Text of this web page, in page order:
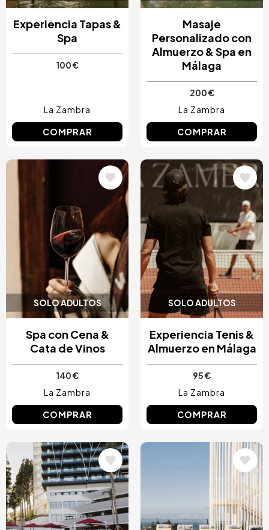
Experiencia Tapas &
Spa
100 €
La Zambra
COMPRAR
Masaje
Personalizado con
Almuerzo & Spa en
Málaga
200 €
La Zambra
COMPRAR
SOLO ADULTOS
Image
Spa con Cena &
Cata de Vinos
140 €
La Zambra
COMPRAR
SOLO ADULTOS
Image
Experiencia Tenis &
Almuerzo en Málaga
95 €
La Zambra
COMPRAR
Image